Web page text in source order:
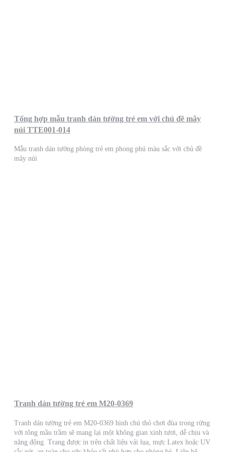
Tổng hợp mẫu tranh dán tường trẻ em với chủ đề mây
núi TTE001-014
Mẫu tranh dán tường phòng trẻ em phong phú màu sắc với chủ đề
mây núi
Tranh dán tường trẻ em M20-0369
Tranh dán tường trẻ em M20-0369 hình chú thỏ chơi đùa trong rừng
với tông mầu trầm sẽ mang lại một không gian xinh tươi, dễ chịu và
năng động. Trang được in trên chất liệu vải lụa, mực Latex hoặc UV